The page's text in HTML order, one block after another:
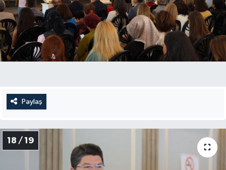
Paylaş
18 / 19